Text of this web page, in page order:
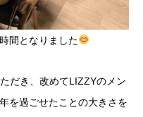
間となりました
だき、改めてLIZZYのメン
を過ごせたことの大きさを